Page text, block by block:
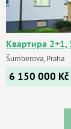
Квартира 2+1,
Šumberova, Praha
6 150 000 Kč